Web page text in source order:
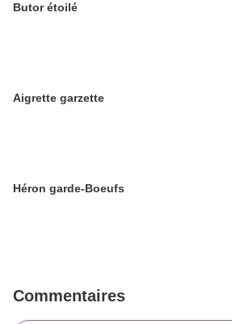
Butor étoilé
Aigrette garzette
Héron garde-Boeufs
Commentaires